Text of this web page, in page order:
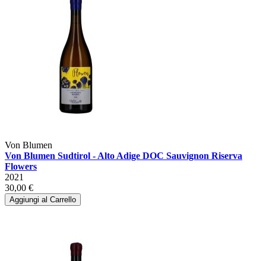
Von Blumen
Von Blumen Sudtirol - Alto Adige DOC Sauvignon Riserva
Flowers
2021
30,00 €
Aggiungi al Carrello